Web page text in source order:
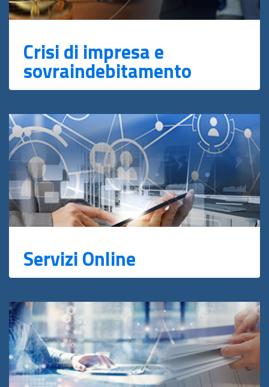
Crisi di impresa e
sovraindebitamento
Servizi Online